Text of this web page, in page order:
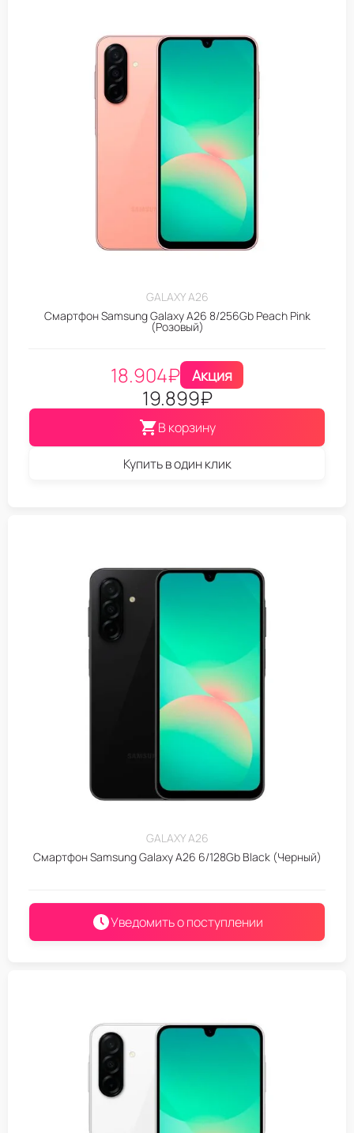
GALAXY A26
Смартфон Samsung Galaxy A26 8/256Gb Peach Pink
(Розовый)
18.904₽ Акция
19.899₽
В корзину
Купить в один клик
GALAXY A26
Смартфон Samsung Galaxy A26 6/128Gb Black (Черный)
Уведомить о поступлении